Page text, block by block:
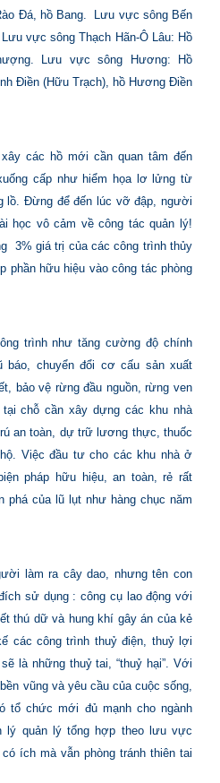
Đá, hồ Bang.
Lưu vực sông Bến
vực sông Thạch Hãn-Ô Lâu: Hồ
Lưu vực sông Hương: Hồ
Điền (Hữu Trạch), hồ Hương Điền
các hồ mới cần quan tâm đến
cấp như hiểm họa lơ lửng từ
lồ. Đừng để đến lúc vỡ đập, người
học vô cảm về công tác quản lý!
3% giá trị của các công trình thủy
phần hữu hiệu vào công tác phòng
trình như tăng cường độ chính
chuyển đổi cơ cấu sản xuất
bảo vệ rừng đầu nguồn, rừng ven
chỗ cần xây dựng các khu nhà
an toàn, dự trữ lương thực, thuốc
Việc đầu tư cho các khu nhà ở
pháp hữu hiệu, an toàn, rẻ rất
của lũ lụt như hàng chục năm
làm ra cây dao, nhưng tên con
sử dụng : công cụ lao động với
thú dữ và hung khí gây án của kẻ
các công trình thuỷ điện, thuỷ lợi
là những thuỷ tai, “thuỷ hại”. Với
vũng và yêu cầu của cuộc sống,
tổ chức mới đủ mạnh cho ngành
lý quản lý tổng hợp theo lưu vực
ích mà vẫn phòng tránh thiên tai